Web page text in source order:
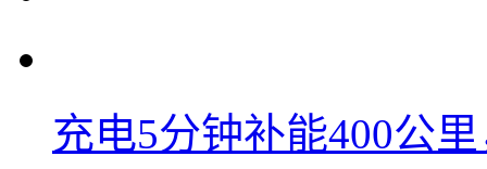
充电5分钟补能400公